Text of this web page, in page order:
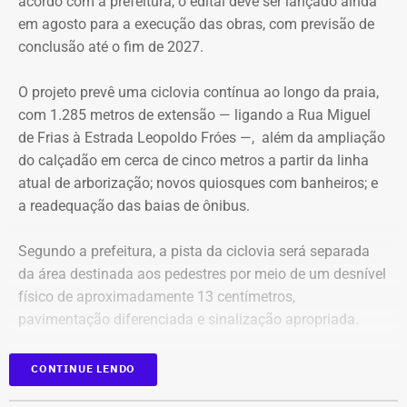
aconteceu no passado. O filósofo Quincas Borba filosofa
e se pergunta onde errou. Ao mesmo tempo, o transeunte
interpretados por um tal Dr. Simão Bacamarte, que não
hesitará em levar o desavisado para uma internação
compulsória. Na mente de Nireu, os personagens de um
dos maiores escritores brasileiros de todos os tempos,
Machado de Assis, passeiam por aí, a clamar, como
fantasmas, um caminho delimitado por “templos” onde o
em agosto para a execução das obras, com previsão de
conclusão até o fim de 2027.
O projeto prevê uma ciclovia contínua ao longo da praia,
com 1.285 metros de extensão — ligando a Rua Miguel
de Frias à Estrada Leopoldo Fróes —, além da ampliação
do calçadão em cerca de cinco metros a partir da linha
atual de arborização; novos quiosques com banheiros; e
a readequação das baias de ônibus.
Segundo a prefeitura, a pista da ciclovia será separada
da área destinada aos pedestres por meio de um desnível
físico de aproximadamente 13 centímetros,
pavimentação diferenciada e sinalização apropriada.
Junto à faixa de areia, também será criada uma faixa lisa
de granito com 1,5 metro de largura, destinada à
CONTINUE LENDO